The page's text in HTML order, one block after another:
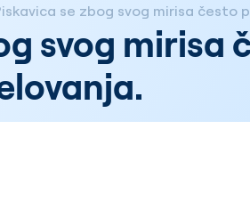
se zbog svog mirisa često
svog